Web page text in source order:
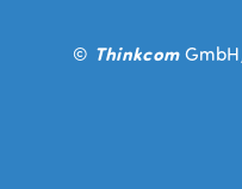
© Thinkcom